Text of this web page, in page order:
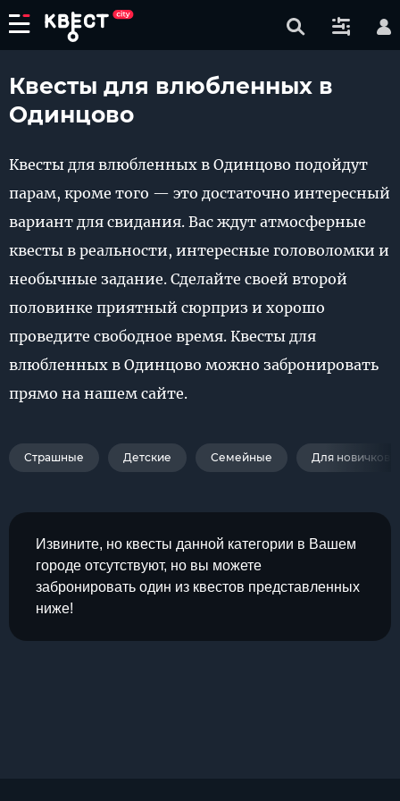
Квесты для влюбленных в
Одинцово
Квесты для влюбленных в Одинцово подойдут
парам, кроме того — это достаточно интересный
вариант для свидания. Вас ждут атмосферные
квесты в реальности, интересные головоломки и
необычные задание. Сделайте своей второй
половинке приятный сюрприз и хорошо
проведите свободное время. Квесты для
влюбленных в Одинцово можно забронировать
прямо на нашем сайте.
Страшные Детские Семейные Для новичков
Извините, но квесты данной категории в Вашем
городе отсутствуют, но вы можете
забронировать один из квестов представленных
ниже!